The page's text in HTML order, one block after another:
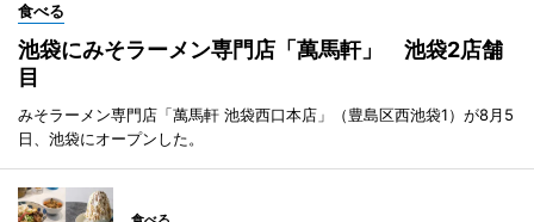
食べる
池袋にみそラーメン専門店「萬馬軒」 池袋2店舗
目
みそラーメン専門店「萬馬軒 池袋西口本店」（豊島区西池袋1）が8月5
日、池袋にオープンした。